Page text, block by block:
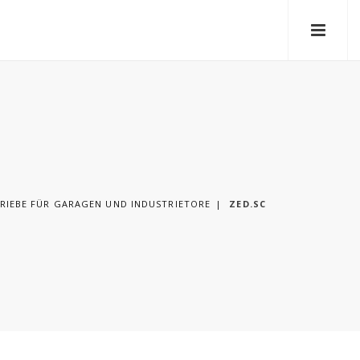
FÜR GARAGEN UND INDUSTRIETORE ZED.SC